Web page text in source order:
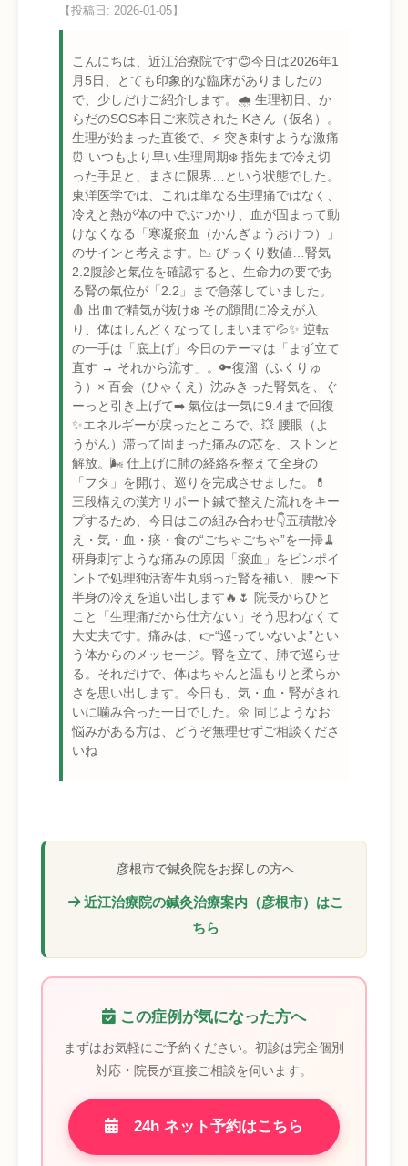
【投稿日: 2026-01-05】
こんにちは、近江治療院です😊今日は2026年1
月5日、とても印象的な臨床がありましたの
で、少しだけご紹介します。🌧 生理初日、か
らだのSOS本日ご来院された Kさん（仮名）。
生理が始まった直後で、⚡ 突き刺すような激痛
⏰ いつもより早い生理周期❄️ 指先まで冷え切
った手足と、まさに限界…という状態でした。
東洋医学では、これは単なる生理痛ではなく、
冷えと熱が体の中でぶつかり、血が固まって動
けなくなる「寒凝瘀血（かんぎょうおけつ）」
のサインと考えます。📉 びっくり数値…腎気
2.2腹診と氣位を確認すると、生命力の要であ
る腎の氣位が「2.2」まで急落していました。
🩸 出血で精気が抜け❄️ その隙間に冷えが入
り、体はしんどくなってしまいます💦✨ 逆転
の一手は「底上げ」今日のテーマは「まず立て
直す → それから流す」。🔑復溜（ふくりゅ
う）× 百会（ひゃくえ）沈みきった腎気を、ぐ
ーっと引き上げて➡️ 氣位は一気に9.4まで回復
✨エネルギーが戻ったところで、💥 腰眼（よ
うがん）滞って固まった痛みの芯を、ストンと
解放。🌬 仕上げに肺の経絡を整えて全身の
「フタ」を開け、巡りを完成させました。💊
三段構えの漢方サポート鍼で整えた流れをキー
プするため、今日はこの組み合わせ👇五積散冷
え・気・血・痰・食の“ごちゃごちゃ”を一掃🧹
研身刺すような痛みの原因「瘀血」をピンポイ
ントで処理独活寄生丸弱った腎を補い、腰〜下
半身の冷えを追い出します🔥🌷 院長からひと
こと「生理痛だから仕方ない」そう思わなくて
大丈夫です。痛みは、👉“巡っていないよ”とい
う体からのメッセージ。腎を立て、肺で巡らせ
る。それだけで、体はちゃんと温もりと柔らか
さを思い出します。今日も、気・血・腎がきれ
いに噛み合った一日でした。🌼 同じようなお
悩みがある方は、どうぞ無理せずご相談くださ
いね
彦根市で鍼灸院をお探しの方へ
近江治療院の鍼灸治療案内（彦根市）はこ
ちら
この症例が気になった方へ
まずはお気軽にご予約ください。初診は完全個別
対応・院長が直接ご相談を伺います。
24h ネット予約はこちら